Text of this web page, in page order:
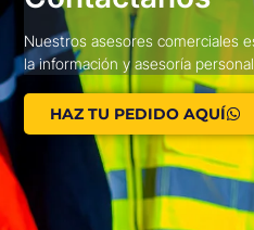
Nuestros asesores comerciales
la información y asesoría
HAZ TU PEDIDO AQUÍ